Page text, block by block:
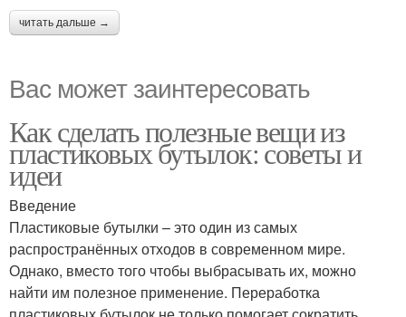
читать дальше →
Вас может заинтересовать
Как сделать полезные вещи из
пластиковых бутылок: советы и
идеи
Введение
Пластиковые бутылки – это один из самых
распространённых отходов в современном мире.
Однако, вместо того чтобы выбрасывать их, можно
найти им полезное применение. Переработка